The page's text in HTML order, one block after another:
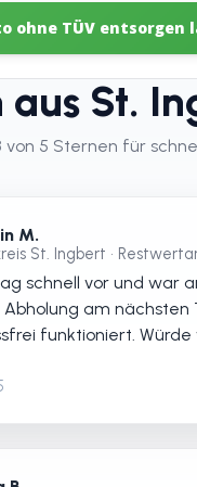
ohne TÜV entsorgen
aus St.
5 Sternen für
M.
St. Ingbert •
schnell vor und war
Abholung am nächsten
funktioniert.